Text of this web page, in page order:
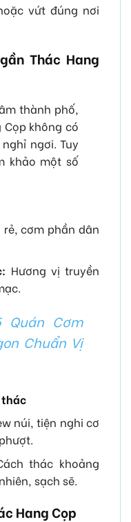
vứt đúng nơi
Thác Hang
thành phố,
Cọp không có
ngơi. Tuy
khảo một số
rẻ, cơm phần dân
Hương vị truyền
Quán Cơm
Chuẩn Vị
thác
núi, tiện nghi cơ
thác khoảng
sạch sẽ.
Hang Cọp